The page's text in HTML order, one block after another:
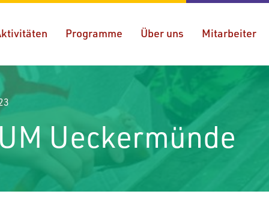
Programme Über uns Mitarbeiter
Ueckermünde